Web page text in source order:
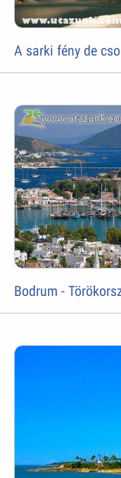
A sarki fény de
Bodrum -